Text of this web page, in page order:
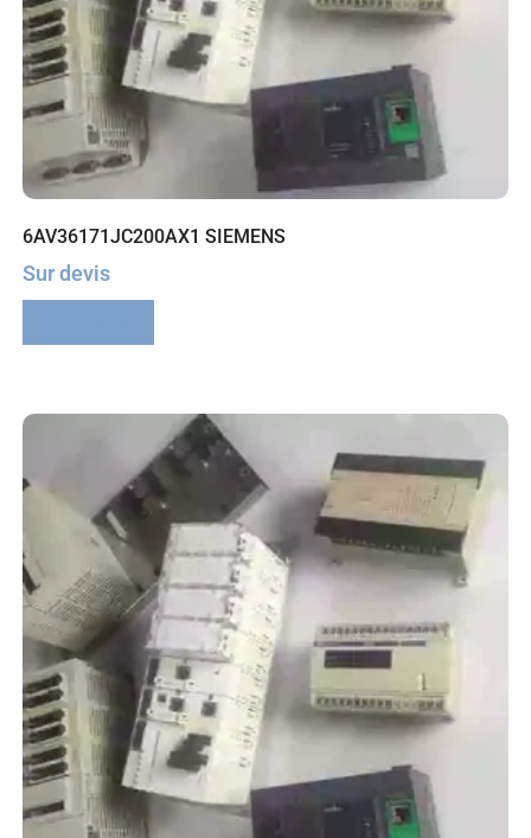
6AV36171JC200AX1 SIEMENS
Sur devis